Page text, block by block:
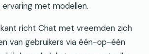
met modellen.
richt Chat met vreemden zich
van gebruikers via één-op-één